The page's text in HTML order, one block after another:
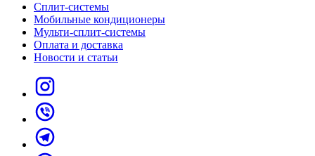
Сплит-системы
Мобильные кондиционеры
Мульти-сплит-системы
Оплата и доставка
Новости и статьи